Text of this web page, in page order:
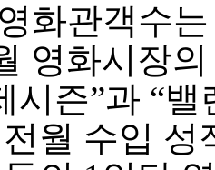
화관객수
영화시장
시즌”과 “
월 수입